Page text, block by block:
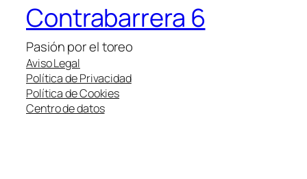
Contrabarrera 6
Pasión por el toreo
Aviso Legal
Política de Privacidad
Política de Cookies
Centro de datos